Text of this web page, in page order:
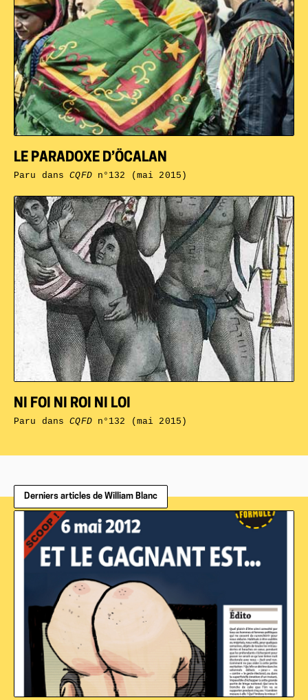
NI FOI NI ROI NI LOI
Paru dansCQFDn°132 (mai 2015)
LE PARADOXE D’ÖCALAN
Paru dansCQFDn°132 (mai 2015)
Derniers articles de William Blanc